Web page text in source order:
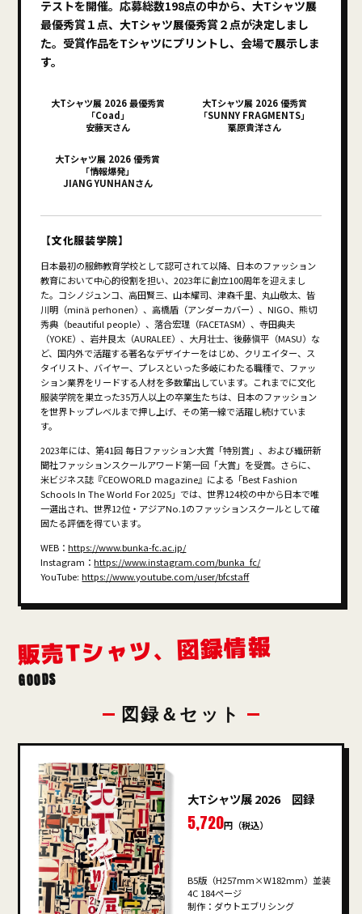
テストを開催。応募総数198点の中から、大Tシャツ展
最優秀賞１点、大Tシャツ展優秀賞２点が決定しまし
た。受賞作品をTシャツにプリントし、会場で展示しま
す。
大Tシャツ展 2026 最優秀賞
「Coad」
安藤天さん
大Tシャツ展 2026 優秀賞
「SUNNY FRAGMENTS」
栗原貴洋さん
大Tシャツ展 2026 優秀賞
「情報爆発」
JIANG YUNHANさん
【文化服装学院】
日本最初の服飾教育学校として認可されて以降、日本のファッション
教育において中心的役割を担い、2023年に創立100周年を迎えまし
た。コシノジュンコ、高田賢三、山本耀司、津森千里、丸山敬太、皆
川明（minä perhonen）、高橋盾（アンダーカバー）、NIGO、熊切
秀典（beautiful people）、落合宏理（FACETASM）、寺田典夫
（YOKE）、岩井良太（AURALEE）、大月壮士、後藤愼平（MASU）な
ど、国内外で活躍する著名なデザイナーをはじめ、クリエイター、ス
タイリスト、バイヤー、プレスといった多岐にわたる職種で、ファッ
ション業界をリードする人材を多数輩出しています。これまでに文化
服装学院を巣立った35万人以上の卒業生たちは、日本のファッション
を世界トップレベルまで押し上げ、その第一線で活躍し続けていま
す。
2023年には、第41回 毎日ファッション大賞「特別賞」、および繊研新
聞社ファッションスクールアワード第一回「大賞」を受賞。さらに、
米ビジネス誌『CEOWORLD magazine』による「Best Fashion
Schools In The World For 2025」では、世界124校の中から日本で唯
一選出され、世界12位・アジアNo.1のファッションスクールとして確
固たる評価を得ています。
WEB：https://www.bunka-fc.ac.jp/
Instagram：https://www.instagram.com/bunka_fc/
YouTube:https://www.youtube.com/user/bfcstaff
販売Tシャツ、図録情報
GOODS
図録＆セット
大Tシャツ展 2026 図録
5,720円（税込）
B5版（H257mm×W182mm）並装
4C 184ページ
制作：ダウトエブリシング